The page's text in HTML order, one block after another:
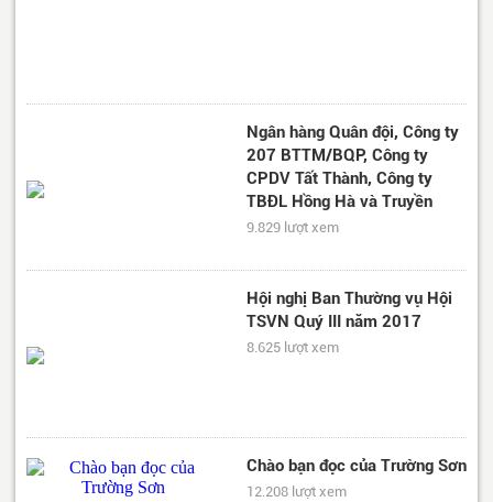
Ngân hàng Quân đội, Công ty
207 BTTM/BQP, Công ty
CPDV Tất Thành, Công ty
TBĐL Hồng Hà và Truyền
hình QPVN thăm Hội TSVN
9.829 lượt xem
Hội nghị Ban Thường vụ Hội
TSVN Quý III năm 2017
8.625 lượt xem
Chào bạn đọc của Trường Sơn
12.208 lượt xem